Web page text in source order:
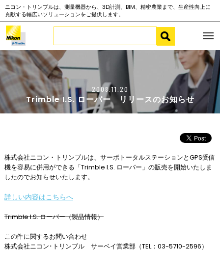
ニコン・トリンブルは、測量機器から、3D計測、BIM、精密農業まで、生産性向上に
貢献する幅広いソリューションをご提供します。
2008.11.20
Trimble I.S. ローバー リリースのお知らせ
株式会社ニコン・トリンブルは、サーボトータルステーションとGPS受信
機を容易に併用ができる「Trimble I.S. ローバー」の販売を開始いたしま
したのでお知らせいたします。
詳しい内容はこちらへ
Trimble I.S. ローバー（製品情報）
この件に関するお問い合わせ
株式会社ニコン･トリンブル サーベイ営業部（TEL：03-5710-2596）